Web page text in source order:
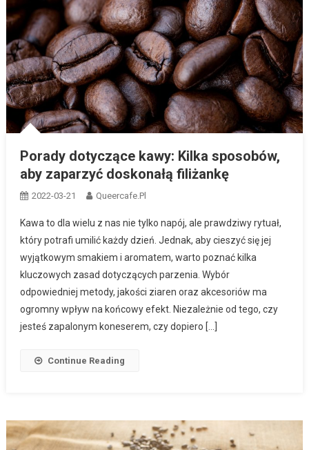
Porady dotyczące kawy: Kilka sposobów,
aby zaparzyć doskonałą filiżankę
2022-03-21 Queercafe.pl
Kawa to dla wielu z nas nie tylko napój, ale prawdziwy rytuał,
który potrafi umilić każdy dzień. Jednak, aby cieszyć się jej
wyjątkowym smakiem i aromatem, warto poznać kilka
kluczowych zasad dotyczących parzenia. Wybór
odpowiedniej metody, jakości ziaren oraz akcesoriów ma
ogromny wpływ na końcowy efekt. Niezależnie od tego, czy
jesteś zapalonym koneserem, czy dopiero […]
Continue Reading